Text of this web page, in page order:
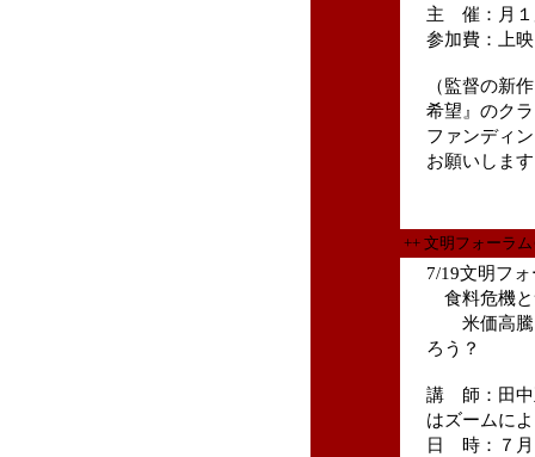
主 催：月１
参加費：上
（監督の新
希望』のク
ファンディ
お願いしま
++ 文明フォーラ
7/19文明フ
食料危機
米価高騰
ろう？
講 師：田中
はズームに
日 時：７月